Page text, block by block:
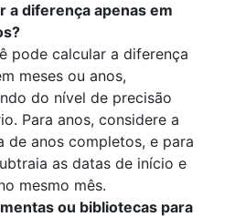
a diferença apenas em
pode calcular a diferença
meses ou anos,
do nível de precisão
Para anos, considere a
de anos completos, e para
as datas de início e
mesmo mês.
ou bibliotecas para